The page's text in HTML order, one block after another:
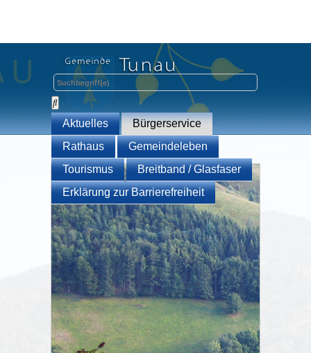
Aktuelles
Bürgerservice
Rathaus
Gemeindeleben
Tourismus
Breitband / Glasfaser
Erklärung zur Barrierefreiheit